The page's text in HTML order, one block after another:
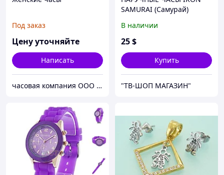
Под заказ
Цену уточняйте
Написать
часовая компания ООО ШИЦЗЕ
SAMURAI (Самурай)
В наличии
25$
Купить
"ТВ-ШОП МАГАЗИН"